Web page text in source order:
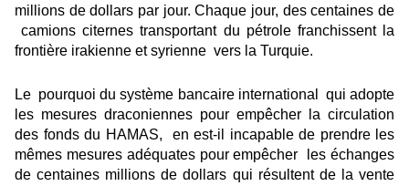
millions de dollars par jour. Chaque jour, des centaines de
camions citernes transportant du pétrole franchissent la
frontière irakienne et syrienne vers la Turquie.
Le pourquoi du système bancaire international qui adopte
les mesures draconiennes pour empêcher la circulation
des fonds du HAMAS, en est-il incapable de prendre les
mêmes mesures adéquates pour empêcher les échanges
de centaines millions de dollars qui résultent de la vente